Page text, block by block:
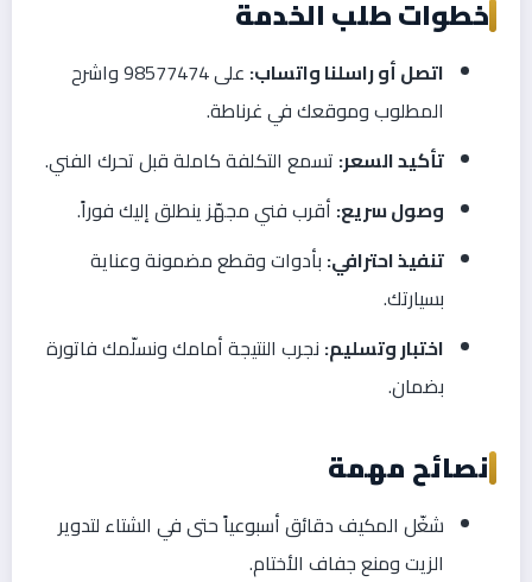
خطوات طلب الخدمة
اتصل أو راسلنا واتساب:
على 98577474 واشرح
المطلوب وموقعك في غرناطة.
تأكيد السعر: تسمع التكلفة كاملة قبل تحرك الفني.
وصول سريع: أقرب فني مجهّز ينطلق إليك فوراً.
تنفيذ احترافي: بأدوات وقطع مضمونة وعناية
بسيارتك.
اختبار وتسليم: نجرب النتيجة أمامك ونسلّمك فاتورة
بضمان.
نصائح مهمة
شغّل المكيف دقائق أسبوعياً حتى في الشتاء لتدوير
الزيت ومنع جفاف الأختام.